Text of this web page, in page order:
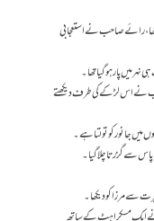
رائے صاحب نے استعجابی
میں پار ہوگیا تھا۔
نے اس لڑکے کی طرف دیکھتے
میں جانور کو تولتا ہے۔
پاس سے گزرتا چلا گیا۔
مرزا کو دیکھا۔